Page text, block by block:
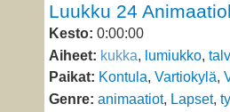
Luukku 24
Kesto: 0:00:00
Aiheet: kukka, lumiukko,
Paikat: Kontula, Vartiokylä,
Genre: animaatiot, Lapset,